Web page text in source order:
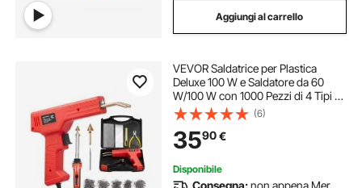
Aggiungi al carrello
VEVOR Saldatrice per Plastica
Deluxe 100 W e Saldatore da 60
W/100 W con 1000 Pezzi di 4 Tipi di
Punti Caldi, Kit per Saldatura a Punti
Metallici Caldi e 60 Aste per Paraurti
Auto Kayak, Giocattoli
(6)
3590€
Disponibile
Consegna:non appena Mer.